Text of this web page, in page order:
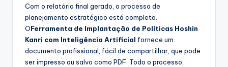
Com o relatório final gerado, o processo de
planejamento estratégico está completo.
OFerramenta de Implantação de Políticas Hoshin
Kanri com Inteligência Artificial fornece um
documento profissional, fácil de compartilhar, que pode
ser impresso ou salvo como PDF. Todo o processo,